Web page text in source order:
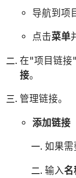
导航到项
点击菜单
在"项目链接
接。
管理链接。
添加链接
如果
输入名